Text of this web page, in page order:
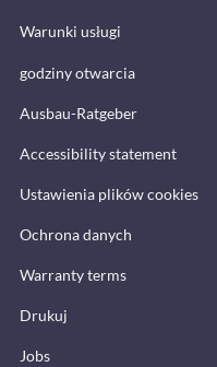
Warunki usługi
godziny otwarcia
Ausbau-Ratgeber
Accessibility statement
Ustawienia plików cookies
Ochrona danych
Warranty terms
Drukuj
Jobs